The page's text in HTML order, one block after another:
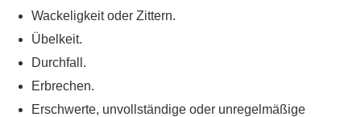
Wackeligkeit oder Zittern.
Übelkeit.
Durchfall.
Erbrechen.
Erschwerte, unvollständige oder unregelmäßige